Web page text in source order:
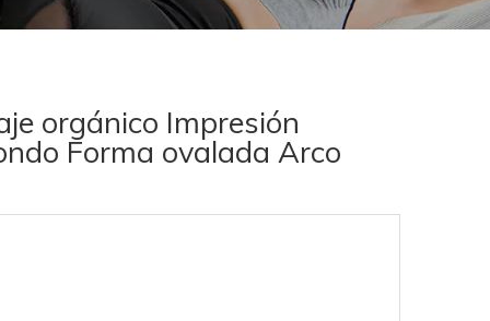
orgánico Impresión
Forma ovalada Arco